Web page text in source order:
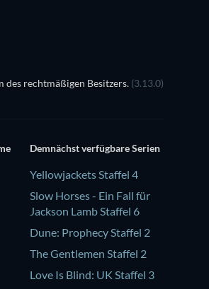
rechtmäßigen Besitzers. (3.13.0)
Demnächst verfügbare Serien
Yellowjackets Staffel 4
Slow Horses - Ein Fall für
Jackson Lamb Staffel 6
Dune: Prophecy Staffel 2
The Gentlemen Staffel 2
Love Is Blind: UK Staffel 3